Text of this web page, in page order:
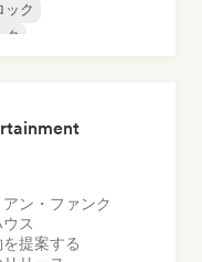
ック
ク
ン・ファンク
ス
提案する